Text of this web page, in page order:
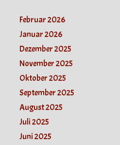
Februar 2026
Januar 2026
Dezember 2025
November 2025
Oktober 2025
September 2025
August 2025
Juli 2025
Juni 2025